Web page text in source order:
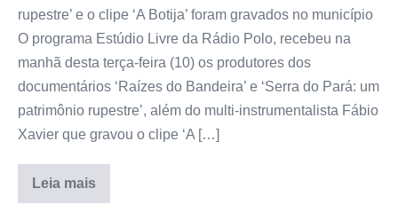
rupestre’ e o clipe ‘A Botija’ foram gravados no município
O programa Estúdio Livre da Rádio Polo, recebeu na
manhã desta terça-feira (10) os produtores dos
documentários ‘Raízes do Bandeira’ e ‘Serra do Pará: um
patrimônio rupestre’, além do multi-instrumentalista Fábio
Xavier que gravou o clipe ‘A […]
Leia mais